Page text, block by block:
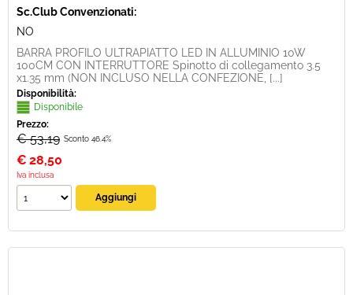
Sc.Club Convenzionati:
NO
BARRA PROFILO ULTRAPIATTO LED IN ALLUMINIO 10W
100CM CON INTERRUTTORE Spinotto di collegamento 3.5
x1.35 mm (NON INCLUSO NELLA CONFEZIONE, [...]
Disponibilità:
Disponibile
Prezzo:
€ 53,19 Sconto 46.4%
€ 28,50
Iva inclusa